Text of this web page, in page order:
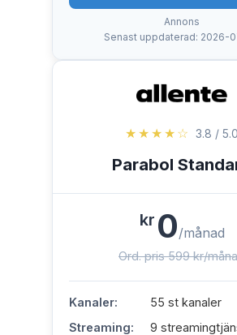
Annons
Senast uppdaterad: 2026-
★★★★☆ 3.8 / 5.0
Parabol
kr 0/månad
Ord. pris 599 kr/
Kanaler:
55 st kanaler
Streaming:
9